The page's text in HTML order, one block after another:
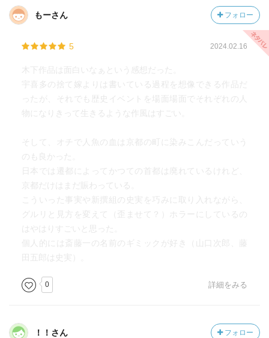
らそうだったこと（※以蔵のほうが年下のはず）と、山崎
林五郎の入隊時期（不明点の多い隊士だけど入隊は戊辰戦
争始まってからだったはず）くらいかな。あとは貴重な人
魚の肉をなぜ他人にほいほい深い恨みも理由もなく食べさ
もーさん フォロー
5 2024.02.16
木下作品は面白いなぁという感想だった。
宇喜多の捨て嫁よりは書いている過程を想像できる作品だ
ったが、それでも歴史イベントを場面場面でそれぞれの人
物になりきって生きるような作風はすごい。
そして、オチで人魚の血は京都の町に染みこんだっていう
のも良かった。
日本では遷都によってかつての首都は廃れているけれど、
京都だけはまだ賑わっている。
こういった事実や新撰組の史実を巧みに取り入れながら、
グルリと見方を変えて（歪ませて？）ホラーにしているの
はやはりすごいと思った。
個人的には斎藤一の名前のギミックが好き（山口次郎、藤
田五郎は史実）。
0 詳細をみる
！！さん フォロー